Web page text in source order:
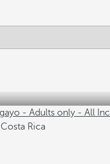
- Adults only - All
Rica